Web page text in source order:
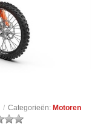
/ Categorieën: Motoren